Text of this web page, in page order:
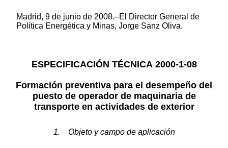
Madrid, 9 de junio de 2008.–El Director General de
Política Energética y Minas, Jorge Sanz Oliva.
ESPECIFICACIÓN TÉCNICA 2000-1-08
Formación preventiva para el desempeño del
puesto de operador de maquinaria de
transporte en actividades de exterior
1. Objeto y campo de aplicación